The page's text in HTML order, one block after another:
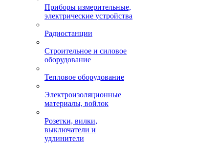
Приборы измерительные,
электрические устройства
Радиостанции
Строительное и силовое
оборудование
Тепловое оборудование
Электроизоляционные
материалы, войлок
Розетки, вилки,
выключатели и
удлинители